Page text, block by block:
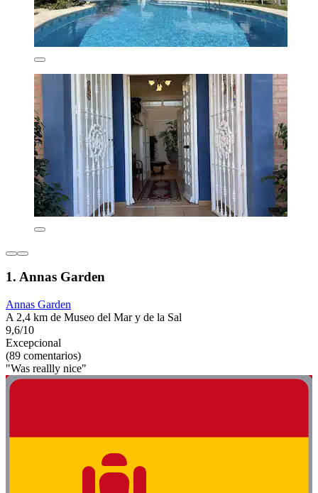
1. Annas Garden
Annas Garden
A 2,4 km de Museo del Mar y de la Sal
9,6/10
Excepcional
(89 comentarios)
"Was reallly nice"